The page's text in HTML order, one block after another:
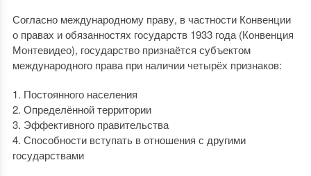
Согласно международному праву, в частности Конвенции
о правах и обязанностях государств 1933 года (Конвенция
Монтевидео), государство признаётся субъектом
международного права при наличии четырёх признаков:
1. Постоянного населения
2. Определённой территории
3. Эффективного правительства
4. Способности вступать в отношения с другими
государствами